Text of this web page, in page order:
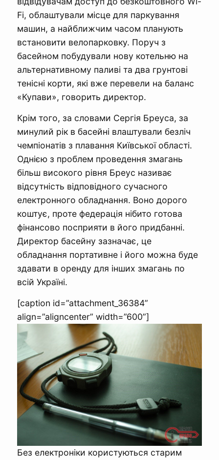
Fi, облаштували місце для паркування
машин, а найближчим часом планують
встановити велопарковку. Поруч з
басейном побудували нову котельню на
альтернативному паливі та два грунтові
тенісні корти, які вже перевели на баланс
«Купави», говорить директор.
Крім того, за словами Сергія Бреуса, за
минулий рік в басейні влаштували безліч
чемпіонатів з плавання Київської області.
Однією з проблем проведення змагань
більш високого рівня Бреус називає
відсутність відповідного сучасного
електронного обладнання. Воно дорого
коштує, проте федерація нібито готова
фінансово посприяти в його придбанні.
Директор басейну зазначає, це
обладнання портативне і його можна буде
здавати в оренду для інших змагань по
всій Україні.
[caption id=”attachment_36384”
align=”aligncenter” width=”600”]
Без електроніки користуються старим